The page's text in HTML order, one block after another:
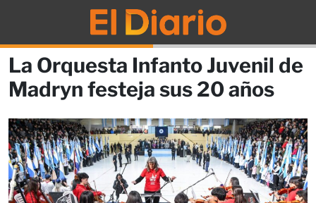
La Orquesta Infanto Juvenil de
Madryn festeja sus 20 años